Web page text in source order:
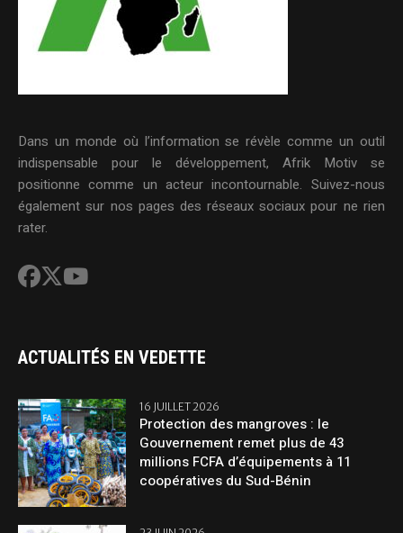
Dans un monde où l’information se révèle comme un outil
indispensable pour le développement, Afrik Motiv se
positionne comme un acteur incontournable. Suivez-nous
également sur nos pages des réseaux sociaux pour ne rien
rater.
ACTUALITÉS EN VEDETTE
16 JUILLET 2026
Protection des mangroves : le
Gouvernement remet plus de 43
millions FCFA d’équipements à 11
coopératives du Sud-Bénin